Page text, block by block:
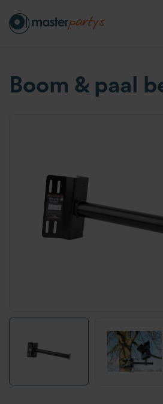
Boom & paal